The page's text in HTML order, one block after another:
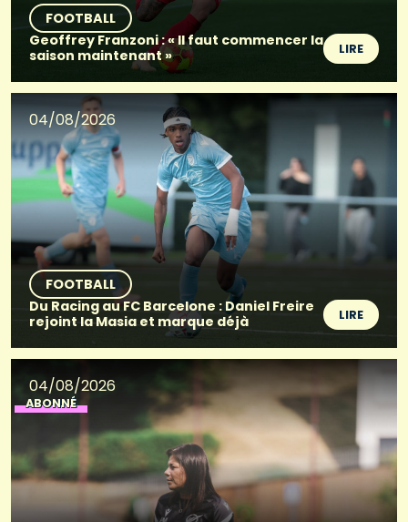
FOOTBALL
Geoffrey Franzoni : « Il faut commencer la
saison maintenant »
LIRE
04/08/2026
FOOTBALL
Du Racing au FC Barcelone : Daniel Freire
rejoint la Masia et marque déjà
LIRE
04/08/2026
ABONNÉ